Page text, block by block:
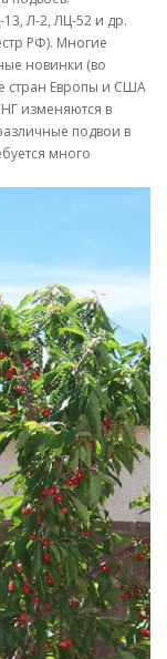
Л-2, ЛЦ-52 и др.
РФ). Многие
новинки (во
стран Европы и США
изменяются в
подвои в
много